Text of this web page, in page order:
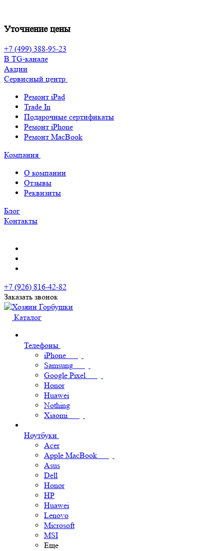
Уточнение цены
+7 (499) 388-95-23
В TG-канале
Акции
Сервисный центр
Ремонт iPad
Trade In
Подарочные сертификаты
Ремонт iPhone
Ремонт MacBook
Компания
О компании
Отзывы
Реквизиты
Блог
Контакты
+7 (926) 816-42-82
Заказать звонок
Каталог
Телефоны
iPhone
Samsung
Google Pixel
Honor
Huawei
Nothing
Xiaomi
Ноутбуки
Acer
Apple MacBook
Asus
Dell
Honor
HP
Huawei
Lenovo
Microsoft
MSI
Еще